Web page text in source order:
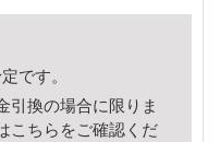
です。
引換の場合に限りま
こちら をご確認くだ